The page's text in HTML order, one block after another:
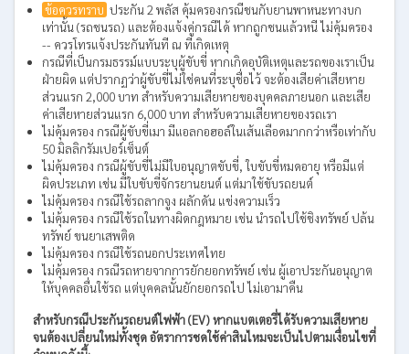
ข้อควรทราบ ประกัน 2 พลัส คุ้มครองกรณีชนกับยานพาหนะทางบก
เท่านั้น (รถชนรถ) และต้องแจ้งคู่กรณีได้ หากถูกชนแล้วหนี ไม่คุ้มครอง
-- ควรโทรแจ้งประกันทันที ณ ที่เกิดเหตุ
กรณีที่เป็นกรมธรรม์แบบระบุผู้ขับขี่ หากเกิดอุบัติเหตุและรถของเราเป็น
ฝ่ายผิด แต่ปรากฏว่าผู้ขับขี่ไม่ใช่คนที่ระบุชื่อไว้ จะต้องเสียค่าเสียหาย
ส่วนแรก 2,000 บาท สำหรับความเสียหายของบุคคลภายนอก และเสีย
ค่าเสียหายส่วนแรก 6,000 บาท สำหรับความเสียหายของรถเรา
ไม่คุ้มครอง กรณีผู้ขับขี่เมา มีแอลกอฮอล์ในเส้นเลือดมากกว่าหรือเท่ากับ
50 มิลลิกรัมเปอร์เซ็นต์
ไม่คุ้มครอง กรณีผู้ขับขี่ไม่มีใบอนุญาตขับขี่, ใบขับขี่หมดอายุ หรือมีแต่
ผิดประเภท เช่น มีใบขับขี่จักรยานยนต์ แต่มาใช้ขับรถยนต์
ไม่คุ้มครอง กรณีใช้รถลากจูง ผลักดัน แข่งความเร็ว
ไม่คุ้มครอง กรณีใช้รถในทางผิดกฎหมาย เช่น นำรถไปใช้ชิงทรัพย์ ปล้น
ทรัพย์ ขนยาเสพติด
ไม่คุ้มครอง กรณีใช้รถนอกประเทศไทย
ไม่คุ้มครอง กรณีรถหายจากการยักยอกทรัพย์ เช่น ผู้เอาประกันอนุญาต
ให้บุคคลอื่นใช้รถ แต่บุคคลนั้นยักยอกรถไป ไม่เอามาคืน
สำหรับกรณีประกันรถยนต์ไฟฟ้า (EV) หากแบตเตอรี่ได้รับความเสียหาย
จนต้องเปลี่ยนใหม่ทั้งชุด อัตราการชดใช้ค่าสินไหมจะเป็นไปตามเงื่อนไขที่